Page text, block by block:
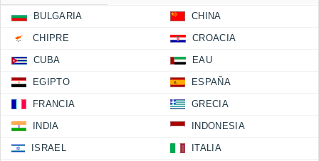
BULGARIA CHINA
CHIPRE CROACIA
CUBA EAU
EGIPTO ESPAÑA
FRANCIA GRECIA
INDIA INDONESIA
ISRAEL ITALIA